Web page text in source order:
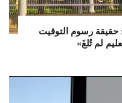
حقيقة رسوم التوقيت
لم تُلغَ»